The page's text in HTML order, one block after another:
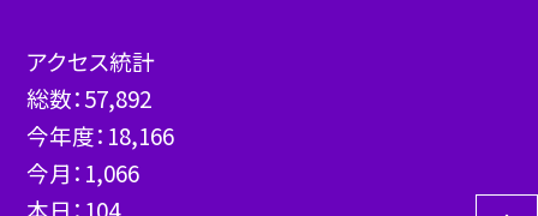
アクセス統計
総数：57,892
今年度： 18,166
今月： 1,066
本日： 104